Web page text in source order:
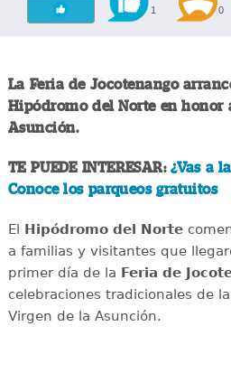
1 0
La Feria de Jocotenango
Hipódromo del Norte en honor
Asunción.
TE PUEDE INTERESAR:¿Vas a
Conoce los parqueos gratuitos
El Hipódromo del Norte
a familias y visitantes que
primer día de la Feria de
celebraciones tradicionales de
Virgen de la Asunción.